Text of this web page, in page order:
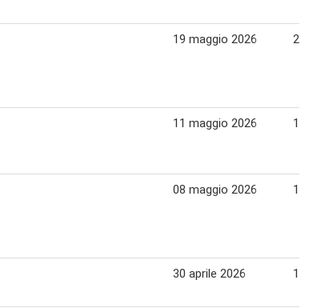
19 maggio 2026 28
11 maggio 2026 19
08 maggio 2026 18
30 aprile 2026 10